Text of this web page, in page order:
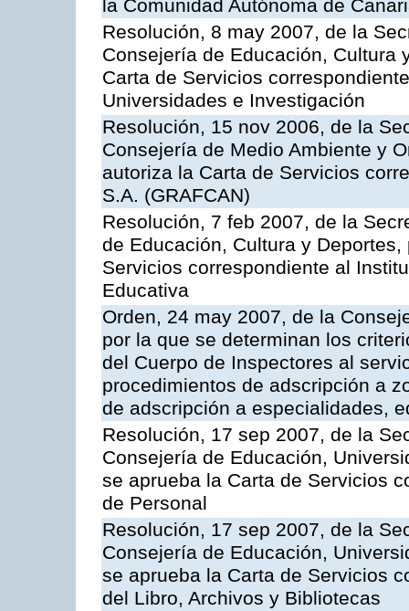
la Comunidad Autónoma de
Resolución, 8 may 2007, de la
Consejería de Educación, Cultura
Carta de Servicios
Universidades e Investigación
Resolución, 15 nov 2006, de la
Consejería de Medio Ambiente y
autoriza la Carta de Servicios
S.A. (GRAFCAN)
Resolución, 7 feb 2007, de la
de Educación, Cultura y
Servicios correspondiente al
Educativa
Orden, 24 may 2007, de la
por la que se determinan los
del Cuerpo de Inspectores al
procedimientos de adscripción a
de adscripción a especialidades,
Resolución, 17 sep 2007, de la
Consejería de Educación,
se aprueba la Carta de Servicios
de Personal
Resolución, 17 sep 2007, de la
Consejería de Educación,
se aprueba la Carta de Servicios
del Libro, Archivos y Bibliotecas